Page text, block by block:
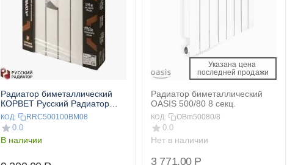
Радиатор биметаллический
КОРВЕТ Русский Радиатор
500/100 8 секц.
КОД: RRC500100BM08
0.0
В наличии
Указана цена
последней продажи
Радиатор биметаллический
OASIS 500/80 8 секц.
КОД: OBm50080/8
0.0
Нет в наличии
3 771.00 Р